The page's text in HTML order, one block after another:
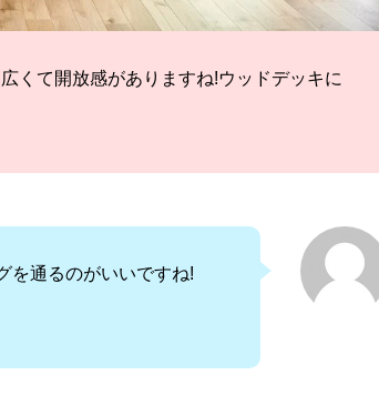
くて開放感がありますね!ウッドデッキに
を通るのがいいですね!